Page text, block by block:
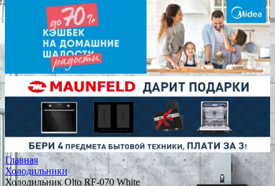
Главная
Холодильники
Холодильник Olto RF-070 White